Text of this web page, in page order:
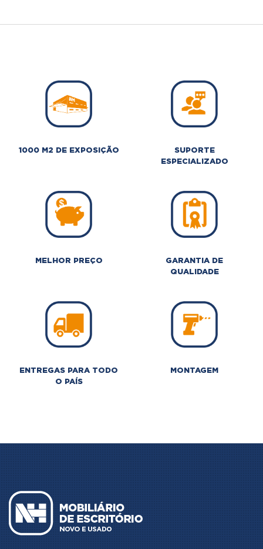
1000 M2 DE EXPOSIÇÃO
SUPORTE
ESPECIALIZADO
MELHOR PREÇO
GARANTIA DE
QUALIDADE
ENTREGAS PARA TODO
O PAÍS
MONTAGEM